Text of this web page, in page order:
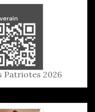
Patriotes 2026